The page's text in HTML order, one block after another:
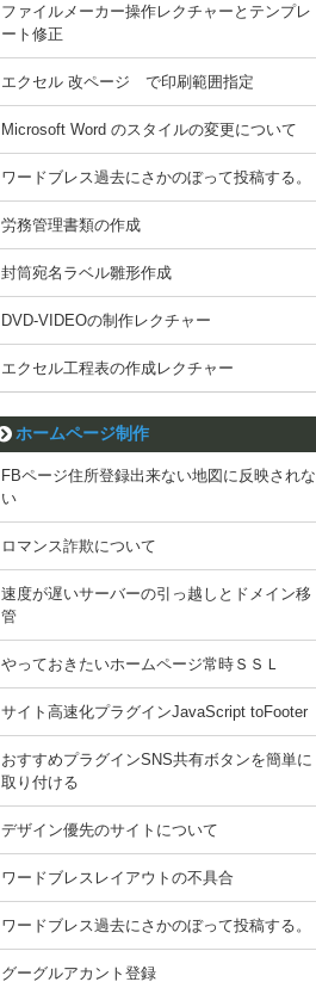
ファイルメーカー操作レクチャーとテンプレ
ート修正
エクセル 改ページ で印刷範囲指定
Microsoft Word のスタイルの変更について
ワードブレス過去にさかのぼって投稿する。
労務管理書類の作成
封筒宛名ラベル雛形作成
DVD-VIDEOの制作レクチャー
エクセル工程表の作成レクチャー
ホームページ制作
FBページ住所登録出来ない地図に反映されな
い
ロマンス詐欺について
速度が遅いサーバーの引っ越しとドメイン移
管
やっておきたいホームページ常時ＳＳＬ
サイト高速化プラグインJavaScript toFooter
おすすめプラグインSNS共有ボタンを簡単に
取り付ける
デザイン優先のサイトについて
ワードブレスレイアウトの不具合
ワードブレス過去にさかのぼって投稿する。
グーグルアカント登録